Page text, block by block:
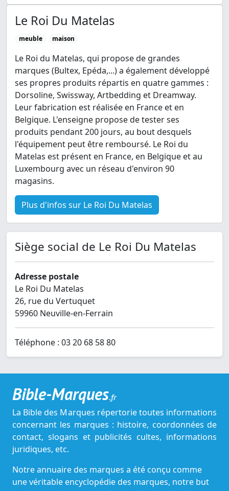
Le Roi Du Matelas
meuble maison
Le Roi du Matelas, qui propose de grandes
marques (Bultex, Epéda,...) a également développé
ses propres produits répartis en quatre gammes :
Dorsoline, Swissway, Artbedding et Dreamway.
Leur fabrication est réalisée en France et en
Belgique. L'enseigne propose de tester ses
produits pendant 200 jours, au bout desquels
l'équipement peut être remboursé. Le Roi du
Matelas est présent en France, en Belgique et au
Luxembourg avec un réseau d'environ 90
magasins.
Plus d'infos sur Le Roi Du Matelas
Siège social de Le Roi Du Matelas
Adresse postale
Le Roi Du Matelas
26, rue du Vertuquet
59960 Neuville-en-Ferrain
Téléphone : 03 20 68 58 80
Bible-Marques.fr
La Bible des Marques répertorie toutes informations
concernant les marques : histoire, coordonnées de
contact, slogans et publicités cultes, informations
juridiques, etc.
Notre annuaire des marques a été conçu comme
une véritable encyclopédie des marques, notre but